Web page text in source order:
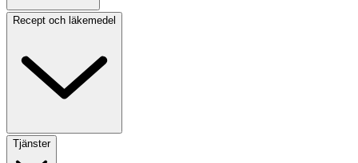
Recept och läkemedel
Tjänster